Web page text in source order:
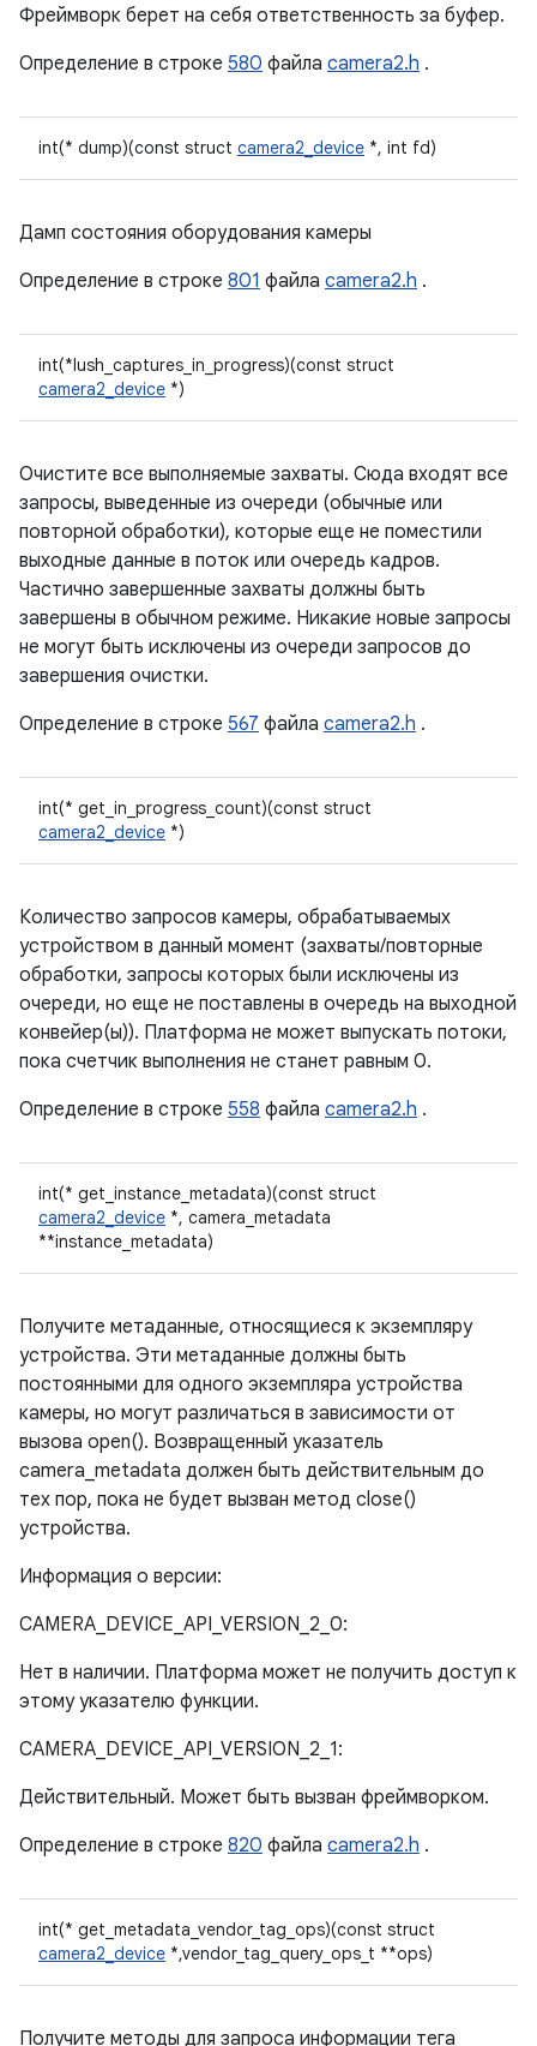
Фреймворк берет на себя ответственность за буфер.
Определение в строке 580 файла camera2.h .
int(* dump)(const struct camera2_device *, int fd)
Дамп состояния оборудования камеры
Определение в строке 801 файла camera2.h .
int(*lush_captures_in_progress)(const struct
camera2_device *)
Очистите все выполняемые захваты. Сюда входят все
запросы, выведенные из очереди (обычные или
повторной обработки), которые еще не поместили
выходные данные в поток или очередь кадров.
Частично завершенные захваты должны быть
завершены в обычном режиме. Никакие новые запросы
не могут быть исключены из очереди запросов до
завершения очистки.
Определение в строке 567 файла camera2.h .
int(* get_in_progress_count)(const struct
camera2_device *)
Количество запросов камеры, обрабатываемых
устройством в данный момент (захваты/повторные
обработки, запросы которых были исключены из
очереди, но еще не поставлены в очередь на выходной
конвейер(ы)). Платформа не может выпускать потоки,
пока счетчик выполнения не станет равным 0.
Определение в строке 558 файла camera2.h .
int(* get_instance_metadata)(const struct
camera2_device *, camera_metadata
**instance_metadata)
Получите метаданные, относящиеся к экземпляру
устройства. Эти метаданные должны быть
постоянными для одного экземпляра устройства
камеры, но могут различаться в зависимости от
вызова open(). Возвращенный указатель
camera_metadata должен быть действительным до
тех пор, пока не будет вызван метод close()
устройства.
Информация о версии:
CAMERA_DEVICE_API_VERSION_2_0:
Нет в наличии. Платформа может не получить доступ к
этому указателю функции.
CAMERA_DEVICE_API_VERSION_2_1:
Действительный. Может быть вызван фреймворком.
Определение в строке 820 файла camera2.h .
int(* get_metadata_vendor_tag_ops)(const struct
camera2_device *,vendor_tag_query_ops_t **ops)
Получите методы для запроса информации тега